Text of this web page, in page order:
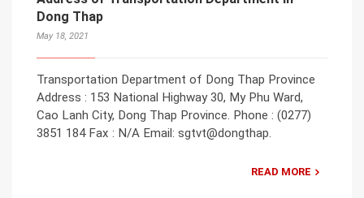
Dong Thap
May 18, 2021
Transportation Department of Dong Thap Province
Address : 153 National Highway 30, My Phu Ward,
Cao Lanh City, Dong Thap Province. Phone : (0277)
3851 184 Fax : N/A Email: sgtvt@dongthap.
READ MORE